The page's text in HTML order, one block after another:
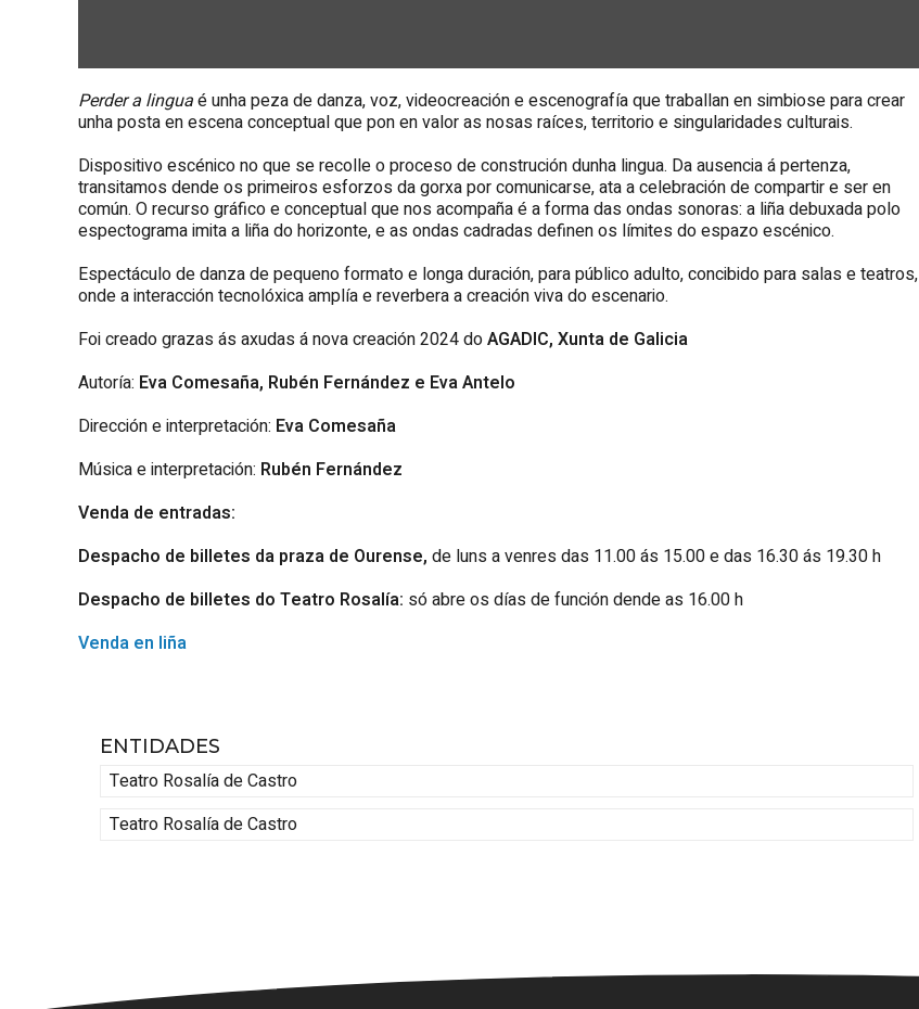
Perder a linguaé unha peza de danza, voz, videocreación e escenografía que traballan en simbiose para crear
unha posta en escena conceptual que pon en valor as nosas raíces, territorio e singularidades culturais.
Dispositivo escénico no que se recolle o proceso de construción dunha lingua. Da ausencia á pertenza,
transitamos dende os primeiros esforzos da gorxa por comunicarse, ata a celebración de compartir e ser en
común. O recurso gráfico e conceptual que nos acompaña é a forma das ondas sonoras: a liña debuxada polo
espectograma imita a liña do horizonte, e as ondas cadradas definen os límites do espazo escénico.
Espectáculo de danza de pequeno formato e longa duración, para público adulto, concibido para salas e teatros,
onde a interacción tecnolóxica amplía e reverbera a creación viva do escenario.
Foi creado grazas ás axudas á nova creación 2024 doAGADIC, Xunta de Galicia
Autoría: Eva Comesaña, Rubén Fernández e Eva Antelo
Dirección e interpretación: Eva Comesaña
Música e interpretación: Rubén Fernández
Venda de entradas:
Despacho de billetes da praza de Ourense, de luns a venres das 11.00 ás 15.00 e das 16.30 ás 19.30 h
Despacho de billetes do Teatro Rosalía: só abre os días de función dende as 16.00 h
Venda en liña
ENTIDADES
Teatro Rosalía de Castro
Teatro Rosalía de Castro